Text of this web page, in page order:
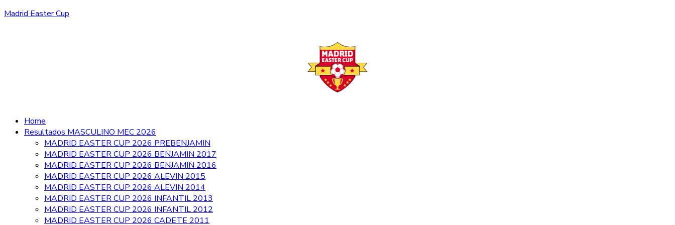
Madrid Easter Cup
Home
Resultados MASCULINO MEC 2026
MADRID EASTER CUP 2026 PREBENJAMIN
MADRID EASTER CUP 2026 BENJAMIN 2017
MADRID EASTER CUP 2026 BENJAMIN 2016
MADRID EASTER CUP 2026 ALEVIN 2015
MADRID EASTER CUP 2026 ALEVIN 2014
MADRID EASTER CUP 2026 INFANTIL 2013
MADRID EASTER CUP 2026 INFANTIL 2012
MADRID EASTER CUP 2026 CADETE 2011